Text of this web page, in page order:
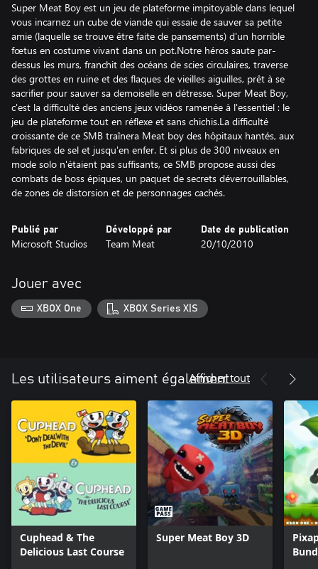
Super Meat Boy est un jeu de plateforme impitoyable dans lequel
vous incarnez un cube de viande qui essaie de sauver sa petite
amie (laquelle se trouve être faite de pansements) d'un horrible
fœtus en costume vivant dans un pot.Notre héros saute par-
dessus les murs, franchit des océans de scies circulaires, traverse
des grottes en ruine et des flaques de vieilles aiguilles, prêt à se
sacrifier pour sauver sa demoiselle en détresse. Super Meat Boy,
c'est la difficulté des anciens jeux vidéos ramenée à l'essentiel : le
jeu de plateforme tout en réflexe et sans chichis.La difficulté
croissante de ce SMB traînera Meat boy des hôpitaux hantés, aux
fabriques de sel et jusqu'en enfer. Et si plus de 300 niveaux en
mode solo n'étaient pas suffisants, ce SMB propose aussi des
combats de boss épiques, un paquet de secrets déverrouillables,
de zones de distorsion et de personnages cachés.
Publié par
Microsoft Studios
Développé par
Team Meat
Date de publication
20/10/2010
Jouer avec
XBOX One XBOX Series X|S
Les utilisateurs aiment également
Afficher tout
Cuphead & The
Delicious Last Course
Super Meat Boy 3D